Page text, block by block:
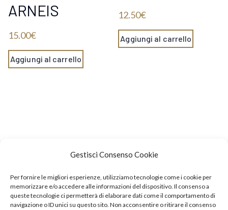
Gestisci Consenso Cookie
Per fornire le migliori esperienze, utilizziamo tecnologie come i cookie per
memorizzare e/o accedere alle informazioni del dispositivo. Il consenso a
queste tecnologie ci permetterà di elaborare dati come il comportamento di
navigazione o ID unici su questo sito. Non acconsentire o ritirare il consenso
ARNEIS
15.00€
Aggiungi al carrello
12.50€
Aggiungi al carrello